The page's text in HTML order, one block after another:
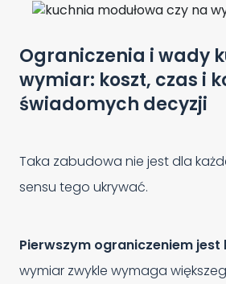
Ograniczenia i wady
wymiar: koszt, czas i
świadomych decyzji
Taka zabudowa nie jest dla
sensu tego ukrywać.
Pierwszym ograniczeniem jest
wymiar zwykle wymaga